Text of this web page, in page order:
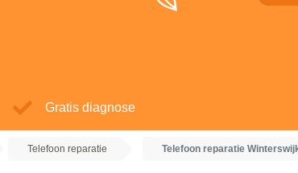
Gratis diagnose
Telefoon reparatie Telefoon reparatie